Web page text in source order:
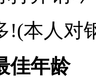
!(本人对
佳年龄